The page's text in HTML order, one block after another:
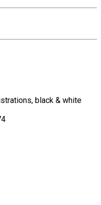
black & white